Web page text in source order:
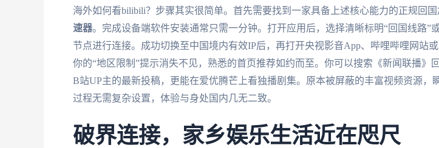
海外如何看bilibili？步骤其实很简单。首先需要找到一家具备上述核心能力的正规回
速器。完成设备端软件安装通常只需一分钟。打开应用后，选择清晰标明“回国线路”
节点进行连接。成功切换至中国境内有效IP后，再打开央视影音App、哔哩哔哩网站
你的“地区限制”提示消失不见，熟悉的首页推荐如约而至。你可以搜索《新闻联播》
B站UP主的最新投稿，更能在爱优腾芒上看独播剧集。原本被屏蔽的丰富视频资源，
过程无需复杂设置，体验与身处国内几无二致。
破界连接，家乡娱乐生活近在咫尺